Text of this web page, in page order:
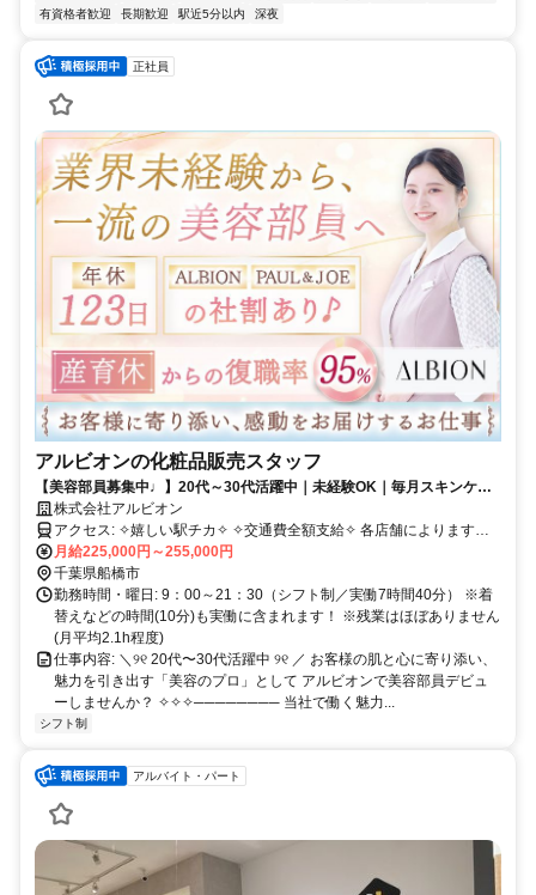
有資格者歓迎
長期歓迎 駅近5分以内 深夜
正社員
アルビオンの化粧品販売スタッフ
【美容部員募集中♩】20代～30代活躍中｜未経験OK｜毎月スキンケア
用品支給✦｜月10日以上休み｜月平均残業2.1h
株式会社アルビオン
アクセス: ✧嬉しい駅チカ✧ ✧交通費全額支給✧ 各店舗によります
が、 多くが駅ビル内や駅チカとなります。
月給225,000円～255,000円
千葉県船橋市
勤務時間・曜日: 9：00～21：30（シフト制／実働7時間40分） ※着
替えなどの時間(10分)も実働に含まれます！ ※残業はほぼありません
(月平均2.1h程度)
仕事内容: ＼୨୧ 20代〜30代活躍中 ୨୧ ／ お客様の肌と心に寄り添い、
魅力を引き出す「美容のプロ」として アルビオンで美容部員デビュ
ーしませんか？ ✧✧✧──────── 当社で働く魅力...
シフト制
アルバイト・パート